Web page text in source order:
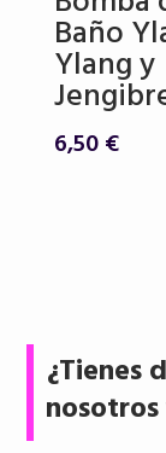
Baño
Ylang y
6,50€
¿Tienes